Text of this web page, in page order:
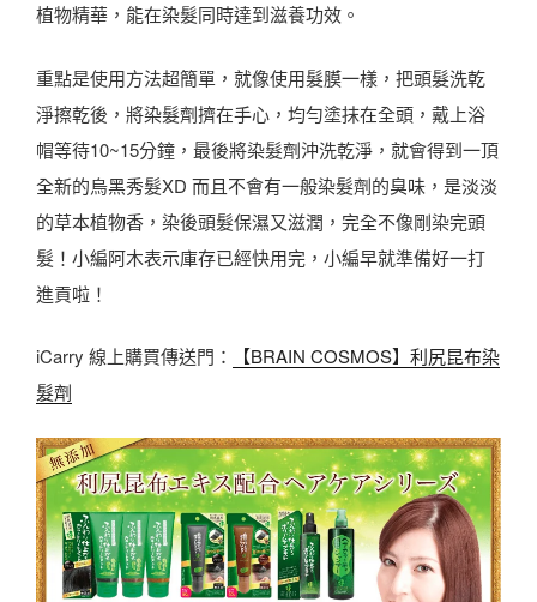
植物精華，能在染髮同時達到滋養功效。
重點是使用方法超簡單，就像使用髮膜一樣，把頭髮洗乾
淨擦乾後，將染髮劑擠在手心，均勻塗抹在全頭，戴上浴
帽等待10~15分鐘，最後將染髮劑沖洗乾淨，就會得到一頂
全新的烏黑秀髮XD 而且不會有一般染髮劑的臭味，是淡淡
的草本植物香，染後頭髮保濕又滋潤，完全不像剛染完頭
髮！小編阿木表示庫存已經快用完，小編早就準備好一打
進貢啦！
iCarry 線上購買傳送門：
【BRAIN COSMOS】利尻昆布染
髮劑